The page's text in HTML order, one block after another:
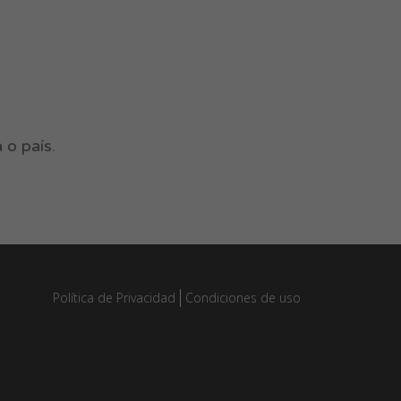
o país.
Política de Privacidad Condiciones de uso